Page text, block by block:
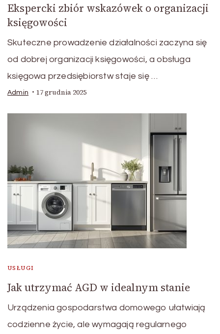
Ekspercki zbiór wskazówek o organizacji
księgowości
Skuteczne prowadzenie działalności zaczyna się
od dobrej organizacji księgowości, a obsługa
księgowa przedsiębiorstw staje się …
Admin 17 grudnia 2025
USŁUGI
Jak utrzymać AGD w idealnym stanie
Urządzenia gospodarstwa domowego ułatwiają
codzienne życie, ale wymagają regularnego